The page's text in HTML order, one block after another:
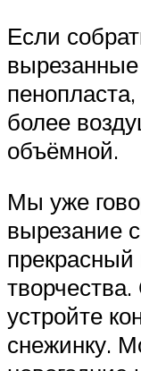
Если
более
объёмной.
Мы уже
вырезание
прекрасный
устройте
снежинку.